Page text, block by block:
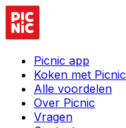
Picnic app
Koken met Picnic
Alle voordelen
Over Picnic
Vragen